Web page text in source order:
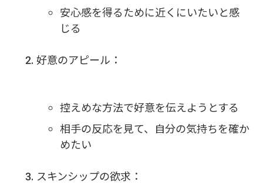
安心感を得るために近くにいたいと感
じる
好意のアピール：
控えめな方法で好意を伝えようとする
相手の反応を見て、自分の気持ちを確か
めたい
スキンシップの欲求：